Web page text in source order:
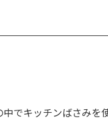
でキッチンばさみを